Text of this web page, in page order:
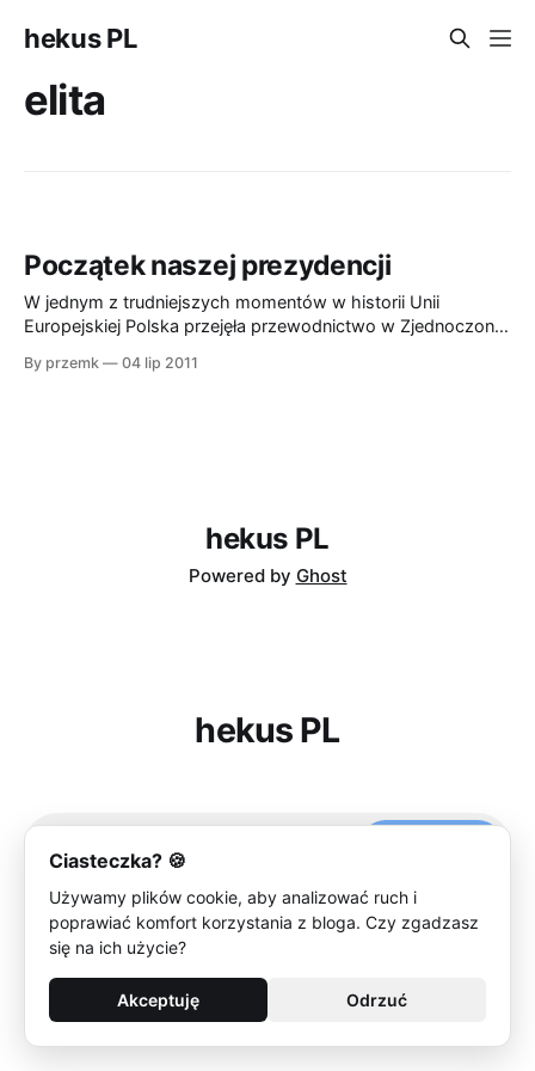
Ciasteczka? 🍪
Używamy plików cookie, aby analizować ruch i
poprawiać komfort korzystania z bloga. Czy zgadzasz
się na ich użycie?
Akceptuję Odrzuć
hekus PL
elita
Początek naszej prezydencji
W jednym z trudniejszych momentów w historii Unii
Europejskiej Polska przejęła przewodnictwo w Zjednoczonej
Polska była postrzegana jako silny i liczący się kraj w
By przemk 04 lip 2011
hekus PL
Powered by Ghost
hekus PL